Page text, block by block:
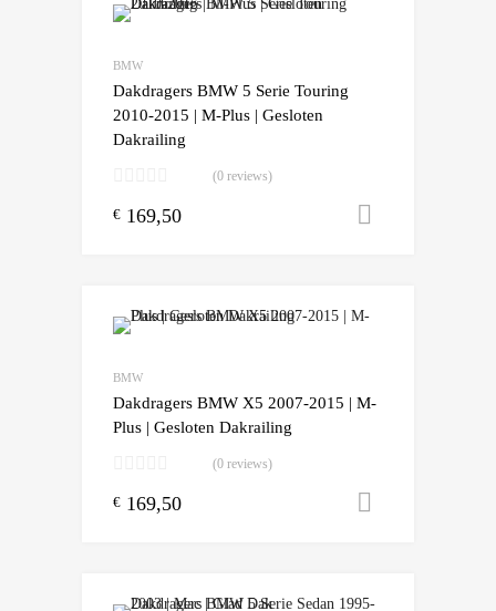
BMW
Dakdragers BMW 5 Serie Touring
2010-2015 | M-Plus | Gesloten
Dakrailing
(0 reviews)
€ 169,50
BMW
Dakdragers BMW X5 2007-2015 | M-
Plus | Gesloten Dakrailing
(0 reviews)
€ 169,50